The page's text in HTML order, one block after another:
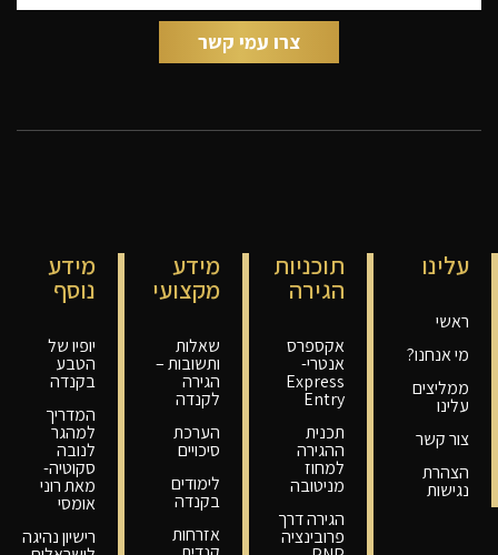
עלינו
ראשי
מי אנחנו?
ממליצים
עלינו
צור קשר
הצהרת
נגישות
תוכניות
הגירה
אקספרס
אנטרי-
Express
Entry
תכנית
ההגירה
למחוז
מניטובה
הגירה דרך
פרובינציה
מידע
מקצועי
שאלות
ותשובות –
הגירה
לקנדה
הערכת
סיכויים
לימודים
בקנדה
אזרחות
מידע
נוסף
יופיו של
הטבע
בקנדה
המדריך
למהגר
לנובה
סקוטיה-
מאת רוני
אומסי
רישיון נהיגה